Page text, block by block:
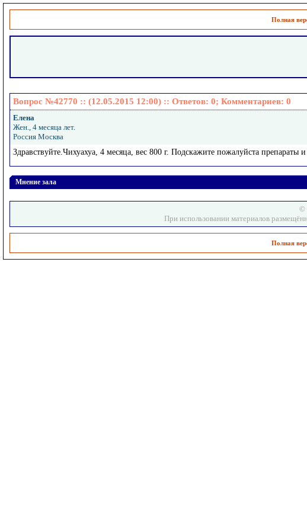
Полная
Вопрос №42770 :: (12.05.2015 12:00) :: Ответов: 0; Комментариев: 0
Елена
Жен., 4 месяца лет.
Россия Москва
Здравствуйте.Чихуахуа, 4 месяца, вес 800 г. Подскажите пожалуйста
Мнение зала
©
При использовании материалов
Полная